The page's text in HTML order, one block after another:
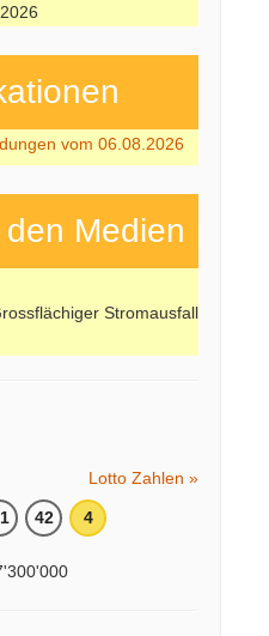
vom 06.08.2026
Medien
Stromausfall
Lotto Zahlen »
42 4